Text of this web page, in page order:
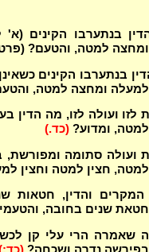
בנתערבו הקינים
ומחצה למטה, והטעם?
בנתערבו הקינים
למעלה ומחצה למטה,
לזו ועולה לזו, מה הדין
למטה, ומדוע? (כד.)
ועולה סתומה
למטה, חצין למטה וחצין
והדין, חטאות
חטאת שנים בחובה,
שאמרה הרי עלי קן